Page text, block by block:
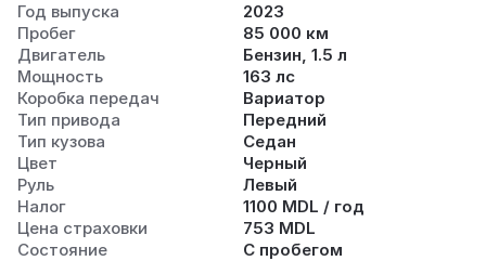
Год выпуска
2023
Пробег
85 000 км
Двигатель
Бензин, 1.5 л
Мощность
163 лс
Коробка передач
Вариатор
Тип привода
Передний
Тип кузова
Седан
Цвет
Черный
Руль
Левый
Налог
1100 MDL / год
Цена страховки
753 MDL
Состояние
С пробегом